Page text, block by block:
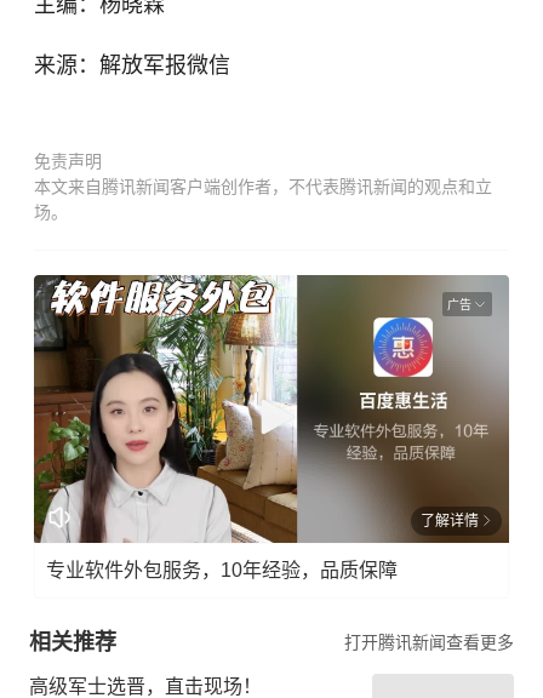
主编：杨晓霖
来源：解放军报微信
免责声明
本文来自腾讯新闻客户端创作者，不代表腾讯新闻的观点和立
场。
广告
了解详情
专业软件外包服务，10年经验，品质保障
相关推荐 打开腾讯新闻查看更多
高级军士选晋，直击现场！